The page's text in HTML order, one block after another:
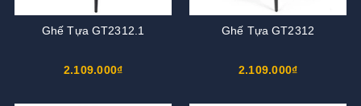
Ghế Tựa GT2312.1
2.109.000₫
Ghế Tựa GT2312
2.109.000₫